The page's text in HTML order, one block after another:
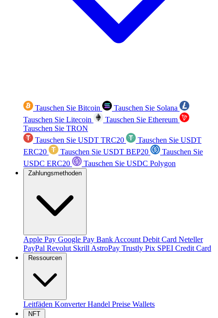
Tauschen Sie Bitcoin
Tauschen Sie Solana
Tauschen Sie Litecoin
Tauschen Sie Ethereum
Tauschen Sie TRON
Tauschen Sie USDT TRC20
Tauschen Sie USDT
ERC20
Tauschen Sie USDT BEP20
Tauschen Sie
USDC ERC20
Tauschen Sie USDC Polygon
Zahlungsmethoden
Apple Pay Google Pay Bank Account Debit Card Neteller
PayPal Revolut Skrill AstroPay Trustly Pix SPEI Credit Card
Ressourcen
Leitfäden KonverterHandel Preise Wallets
NFT